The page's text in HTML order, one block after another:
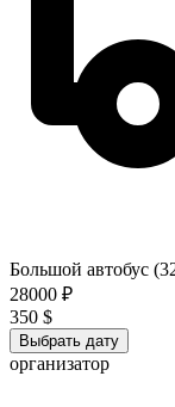
Большой автобус
28000 ₽
350 $
Выбрать дату
организатор